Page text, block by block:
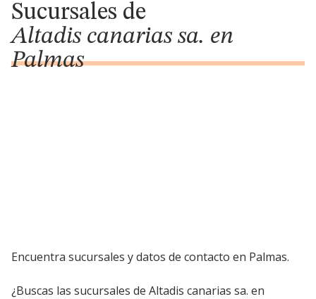
Sucursales de
Altadis canarias sa. en
Palmas
Encuentra sucursales y datos de contacto en Palmas.
¿Buscas las sucursales de Altadis canarias sa. en